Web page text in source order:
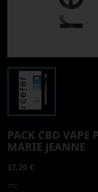
PACK CBD VAPE
MARIE JEANNE
37,20 €
TTC